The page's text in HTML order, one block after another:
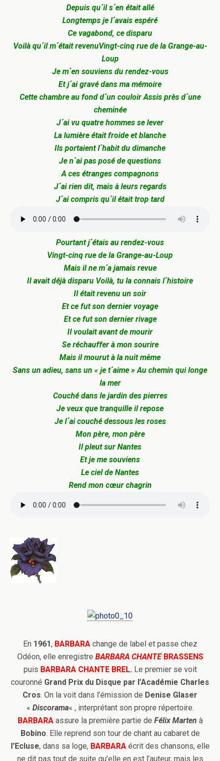
Depuis qu´il s´en était allé
Longtemps je l´avais espéré
Ce vagabond, ce disparu
Voilà qu´il m´était revenuVingt-cinq rue de la Grange-au-
Loup
Je m´en souviens du rendez-vous
Et j´ai gravé dans ma mémoire
Cette chambre au fond d´un couloirAssis près d´une
cheminée
J´ai vu quatre hommes se lever
La lumière était froide et blanche
Ils portaient l´habit du dimanche
Je n´ai pas posé de questions
A ces étranges compagnons
J´ai rien dit, mais à leurs regards
J´ai compris qu´il était trop tard
Pourtant j´étais au rendez-vous
Vingt-cinq rue de la Grange-au-Loup
Mais il ne m´a jamais revue
Il avait déjà disparu Voilà, tu la connais l´histoire
Il était revenu un soir
Et ce fut son dernier voyage
Et ce fut son dernier rivage
Il voulait avant de mourir
Se réchauffer à mon sourire
Mais il mourut à la nuit même
Sans un adieu, sans un « je t´aime »Au chemin qui longe
la mer
Couché dans le jardin des pierres
Je veux que tranquille il repose
Je l´ai couché dessous les roses
Mon père, mon père
Il pleut sur Nantes
Et je me souviens
Le ciel de Nantes
Rend mon cœur chagrin
En 1961, BARBARAchange de label et passe chez
Odéon, elle enregistre BARBARA CHANTE BRASSENS
puis BARBARA CHANTE BREL. Le premier se voit
couronné Grand Prix du Disque par l’Académie Charles
Cros. On la voit dans l’émission de Denise Glaser
« Discorama« , interprétant son propre répertoire.
BARBARAassure la première partie de Félix Marten à
Bobino. Elle reprend son tour de chant au cabaret de
l’Ecluse, dans sa loge, BARBARA écrit des chansons, elle
ne dit pas tout de suite qu’elle en est l’auteur, mais les